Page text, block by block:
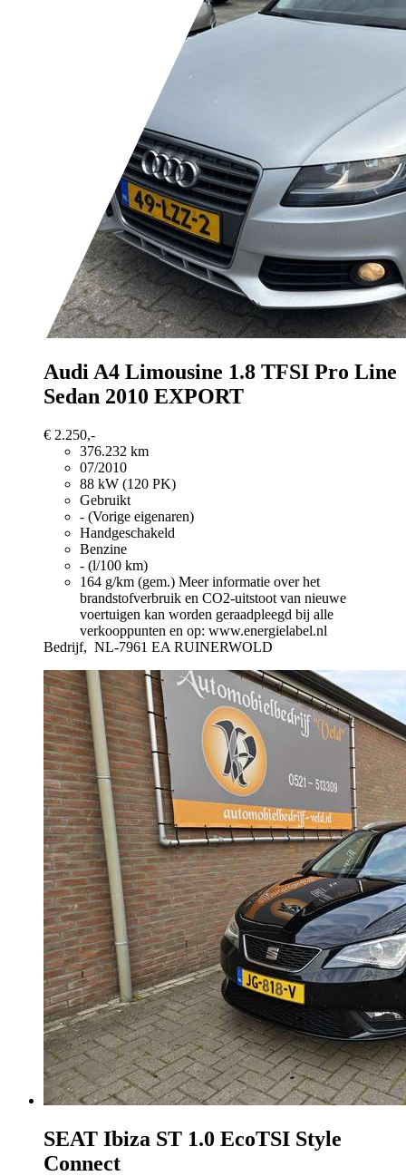
Audi A4 Limousine 1.8 TFSI Pro Line
Sedan 2010 EXPORT
€ 2.250,-
376.232 km
07/2010
88 kW (120 PK)
Gebruikt
- (Vorige eigenaren)
Handgeschakeld
Benzine
- (l/100 km)
164 g/km (gem.) Meer informatie over het
brandstofverbruik en CO2-uitstoot van nieuwe
voertuigen kan worden geraadpleegd bij alle
verkooppunten en op: www.energielabel.nl
Bedrijf, NL-7961 EA RUINERWOLD
SEAT Ibiza ST 1.0 EcoTSI Style
Connect